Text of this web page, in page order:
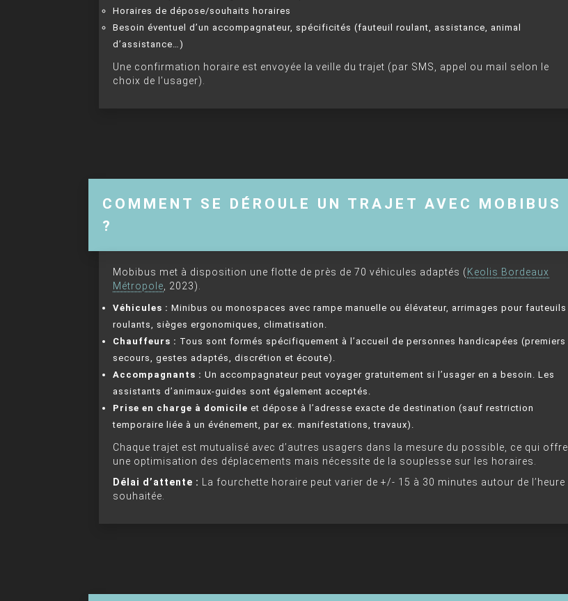
Horaires de dépose/souhaits horaires
Besoin éventuel d’un accompagnateur, spécificités (fauteuil roulant, assistance, animal
d’assistance…)
Une confirmation horaire est envoyée la veille du trajet (par SMS, appel ou mail selon le
choix de l’usager).
COMMENT SE DÉROULE UN TRAJET AVEC MOBIBUS
?
Mobibus met à disposition une flotte de près de 70 véhicules adaptés ( Keolis Bordeaux
Métropole , 2023).
Véhicules : Minibus ou monospaces avec rampe manuelle ou élévateur, arrimages pour fauteuils
roulants, sièges ergonomiques, climatisation.
Chauffeurs : Tous sont formés spécifiquement à l’accueil de personnes handicapées (premiers
secours, gestes adaptés, discrétion et écoute).
Accompagnants : Un accompagnateur peut voyager gratuitement si l’usager en a besoin. Les
assistants d’animaux-guides sont également acceptés.
Prise en charge à domicile et dépose à l’adresse exacte de destination (sauf restriction
temporaire liée à un événement, par ex. manifestations, travaux).
Chaque trajet est mutualisé avec d’autres usagers dans la mesure du possible, ce qui offre
une optimisation des déplacements mais nécessite de la souplesse sur les horaires.
Délai d’attente :
La fourchette horaire peut varier de +/- 15 à 30 minutes autour de l’heure
souhaitée.